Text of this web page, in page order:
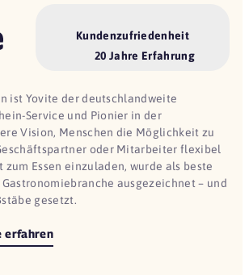
Kundenzufriedenheit
20 Jahre Erfahrung
ist Yovite der deutschlandweite
Service und Pionier in der
Vision, Menschen die Möglichkeit zu
oder Mitarbeiter flexibel
Essen einzuladen, wurde als beste
Gastronomiebranche ausgezeichnet – und
gesetzt.
erfahren